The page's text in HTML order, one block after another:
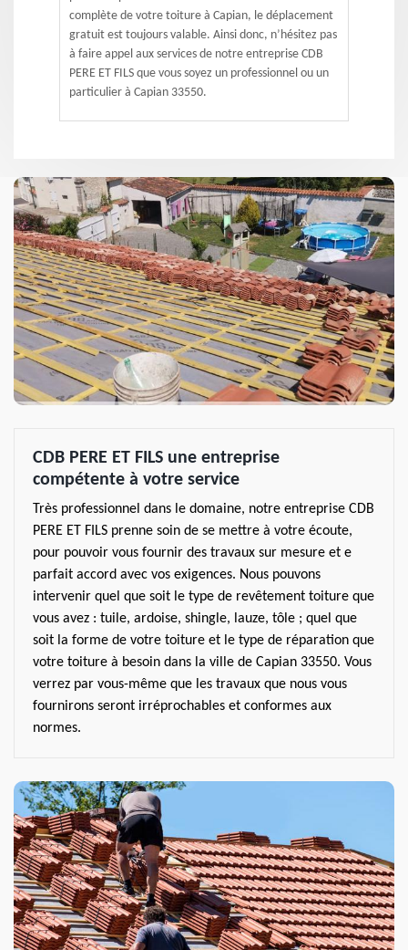
complète de votre toiture à Capian, le déplacement
gratuit est toujours valable. Ainsi donc, n’hésitez pas
à faire appel aux services de notre entreprise CDB
PERE ET FILS que vous soyez un professionnel ou un
particulier à Capian 33550.
CDB PERE ET FILS une entreprise
compétente à votre service
Très professionnel dans le domaine, notre entreprise CDB
PERE ET FILS prenne soin de se mettre à votre écoute,
pour pouvoir vous fournir des travaux sur mesure et e
parfait accord avec vos exigences. Nous pouvons
intervenir quel que soit le type de revêtement toiture que
vous avez : tuile, ardoise, shingle, lauze, tôle ; quel que
soit la forme de votre toiture et le type de réparation que
votre toiture à besoin dans la ville de Capian 33550. Vous
verrez par vous-même que les travaux que nous vous
fournirons seront irréprochables et conformes aux
normes.